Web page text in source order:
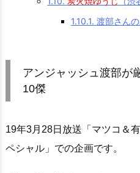
1.10.1. 渡部さん
アンジャッシュ渡部が
10傑
19年3月28日放送「マツコ＆
ペシャル」での企画です。